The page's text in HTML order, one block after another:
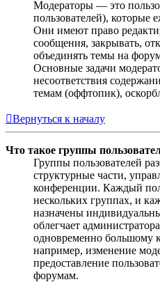
Модераторы — это
пользователей), которые
Они имеют право
сообщения, закрывать,
объединять темы на
Основные задачи
несоответствия
темам (оффтопик),
Вернуться к началу
Что такое группы
Группы пользователей
структурные части,
конференции. Каждый
нескольких группах, и
назначены
облегчает
одновременно большому
например, изменение
предоставление
форумам.